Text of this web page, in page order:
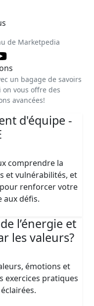
de Marketpedia
un bagage de savoirs
on vous offre des
avancées!
d'équipe -
comprendre la
et vulnérabilités, et
renforcer votre
aux défis.
l’énergie et
les valeurs?
émotions et
exercices pratiques